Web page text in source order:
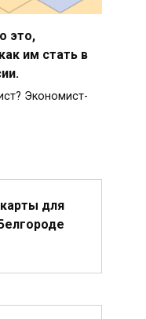
это,
им стать в
Экономист-
для